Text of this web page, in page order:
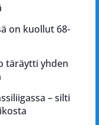
on kuollut 68-
täräytti yhden
– silti